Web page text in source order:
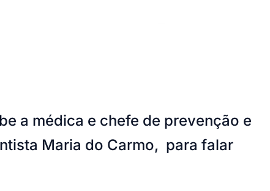
a médica e chefe de prevenção e
Maria do Carmo, para falar